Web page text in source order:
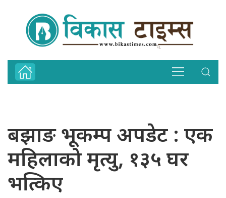
बझाङ भूकम्प अपडेट : एक
महिलाको मृत्यु, १३५ घर
भत्किए